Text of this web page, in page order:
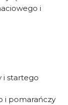
i
i startego
i pomarańczy